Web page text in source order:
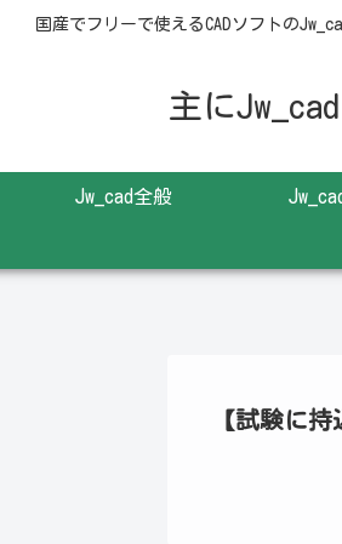
国産でフリーで使えるCADソフトの
主に
Jw_cad全般
【試験に